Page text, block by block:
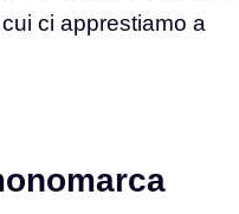
ci apprestiamo a